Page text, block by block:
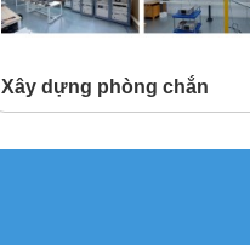
Xây dựng phòng chắn